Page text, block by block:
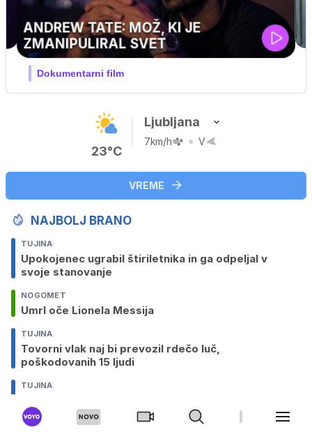
UEFA SUPERPOKAL
V živo na VOYO: sreda ob 20.30
23°C
Ljubljana
7km/h V
VREME
NAJBOLJ BRANO
TUJINA
Upokojenec ugrabil štiriletnika in ga odpeljal v
svoje stanovanje
NOGOMET
Umrl oče Lionela Messija
TUJINA
Tovorni vlak naj bi prevozil rdečo luč,
poškodovanih 15 ljudi
TUJINA
TUJINA